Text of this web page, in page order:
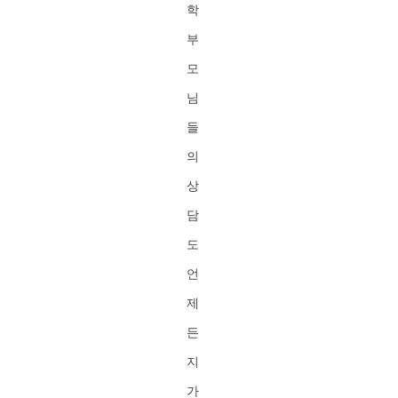
학
부
모
님
들
의
상
담
도
언
제
든
지
가